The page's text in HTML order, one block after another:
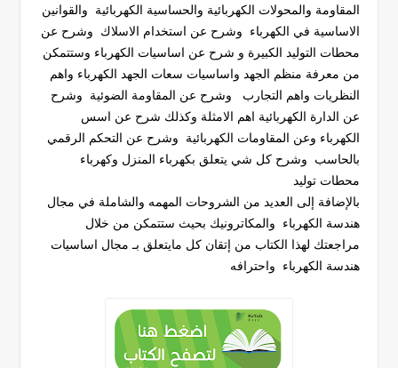
المقاومة والمحولات الكهربائية والحساسية الكهربائية والقوانين
الاساسية في الكهرباء وشرح عن استخدام الاسلاك وشرح عن
محطات التوليد الكبيرة و شرح عن اساسيات الكهرباء وستتمكن
من معرفة منظم الجهد واساسيات سعات الجهد الكهرباء واهم
النظريات واهم التجارب وشرح عن المقاومة الضوئية وشرح
عن الدارة الكهربائية اهم الامثلة وكذلك شرح عن اسس
الكهرباء وعن المقاومات الكهربائية وشرح عن التحكم الرقمي
بالحاسب وشرح كل شي يتعلق بكهرباء المنزل وكهرباء
محطات توليد
بالإضافة إلى العديد من الشروحات المهمه والشاملة في مجال
هندسة الكهرباء والمكاترونيك بحيث ستتمكن من خلال
مراجعتك لهذا الكتاب من إتقان كل مايتعلق بـ مجال اساسيات
هندسة الكهرباء واحترافه